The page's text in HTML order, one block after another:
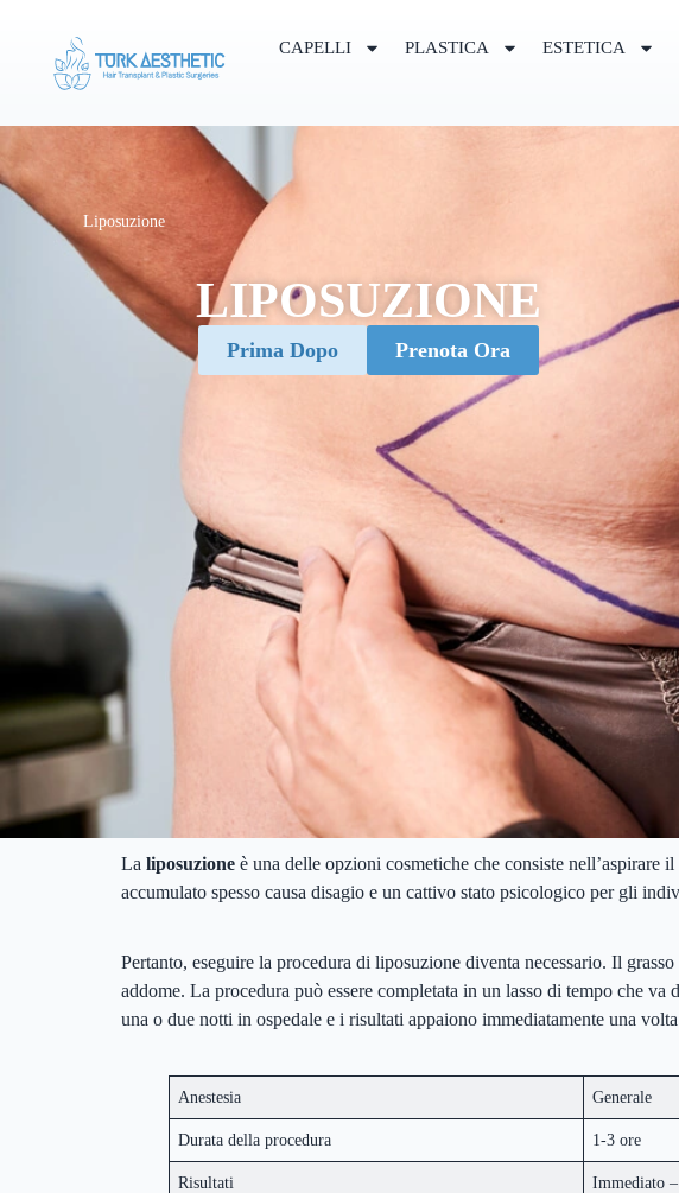
CAPELLI PLASTICA ESTETICA
Liposuzione
LIPOSUZIONE
Prima Dopo Prenota Ora
La liposuzione è una delle opzioni cosmetiche che consiste nell’aspirare
accumulato spesso causa disagio e un cattivo stato psicologico per gli
Pertanto, eseguire la procedura di liposuzione diventa necessario. Il
addome. La procedura può essere completata in un lasso di tempo che
una o due notti in ospedale e i risultati appaiono immediatamente una
Anestesia Generale
Durata della procedura 1-3 ore
Risultati Immediato